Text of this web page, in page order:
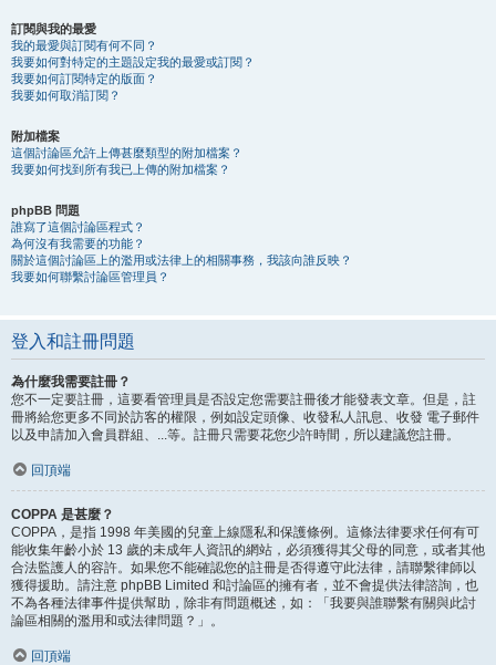
訂閱與我的最愛
我的最愛與訂閱有何不同？
我要如何對特定的主題設定我的最愛或訂閱？
我要如何訂閱特定的版面？
我要如何取消訂閱？
附加檔案
這個討論區允許上傳甚麼類型的附加檔案？
我要如何找到所有我已上傳的附加檔案？
phpBB 問題
誰寫了這個討論區程式？
為何沒有我需要的功能？
關於這個討論區上的濫用或法律上的相關事務，我該向誰反映？
我要如何聯繫討論區管理員？
登入和註冊問題
為什麼我需要註冊？
您不一定要註冊，這要看管理員是否設定您需要註冊後才能發表文章。但是，註
冊將給您更多不同於訪客的權限，例如設定頭像、收發私人訊息、收發 電子郵件
以及申請加入會員群組、...等。註冊只需要花您少許時間，所以建議您註冊。
回頂端
COPPA 是甚麼？
COPPA，是指 1998 年美國的兒童上線隱私和保護條例。這條法律要求任何有可
能收集年齡小於 13 歲的未成年人資訊的網站，必須獲得其父母的同意，或者其他
合法監護人的容許。如果您不能確認您的註冊是否得遵守此法律，請聯繫律師以
獲得援助。請注意 phpBB Limited 和討論區的擁有者，並不會提供法律諮詢，也
不為各種法律事件提供幫助，除非有問題概述，如：「我要與誰聯繫有關與此討
論區相關的濫用和或法律問題？」。
回頂端